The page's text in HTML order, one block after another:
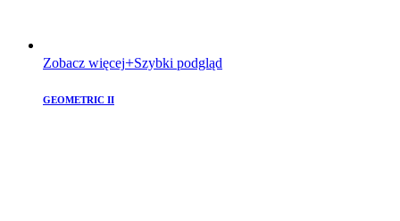
Zobacz więcej Szybki podgląd
GEOMETRIC II